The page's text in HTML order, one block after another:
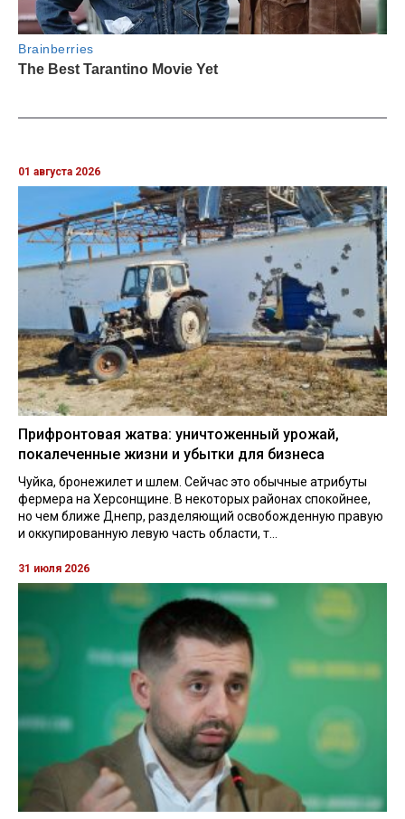
01 августа 2026
Прифронтовая жатва: уничтоженный урожай,
покалеченные жизни и убытки для бизнеса
Чуйка, бронежилет и шлем. Сейчас это обычные атрибуты
фермера на Херсонщине. В некоторых районах спокойнее,
но чем ближе Днепр, разделяющий освобожденную правую
и оккупированную левую часть области, т...
31 июля 2026